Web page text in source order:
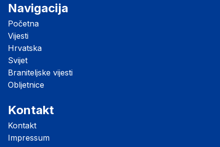
Navigacija
Početna
Vijesti
Hrvatska
Svijet
Braniteljske vijesti
Obljetnice
Kontakt
Kontakt
Impressum